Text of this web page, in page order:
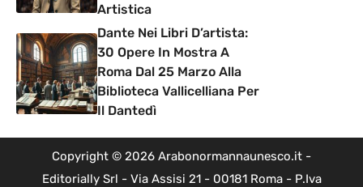
Artistica
Dante Nei Libri D’artista:
30 Opere In Mostra A
Roma Dal 25 Marzo Alla
Biblioteca Vallicelliana Per
Il Dantedì
Copyright © 2026 Arabonormannaunesco.it -
Editorially Srl - Via Assisi 21 - 00181 Roma - P.Iva